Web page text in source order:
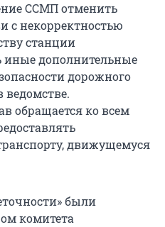
ССМП отменить
с некорректностью
станции
иные дополнительные
дорожного
обращается ко всем
движущемуся
были
комитета